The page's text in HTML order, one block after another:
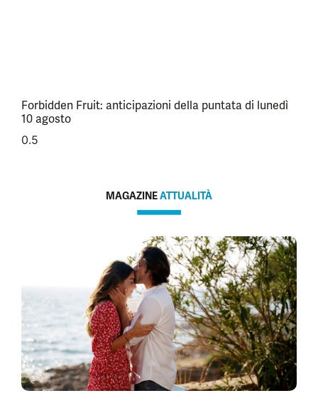
Forbidden Fruit: anticipazioni della puntata di lunedì
10 agosto
MAGAZINEATTUALITÀ